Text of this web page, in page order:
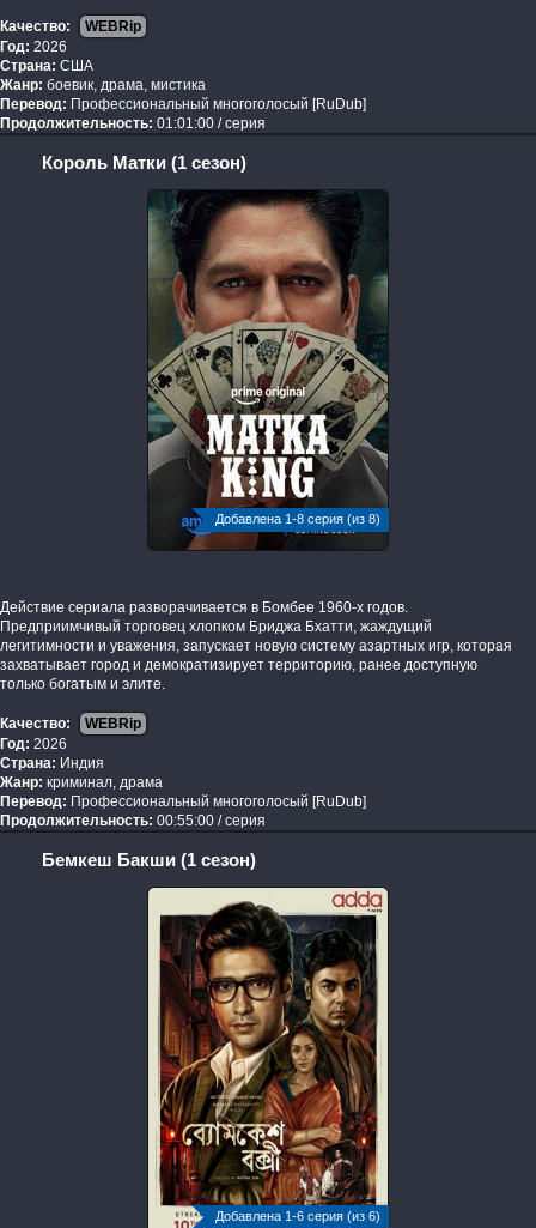
Качество:
WEBRip
Год: 2026
Страна: США
Жанр: боевик, драма, мистика
Перевод: Профессиональный многоголосый [RuDub]
Продолжительность: 01:01:00 / серия
Король Матки (1 сезон)
Добавлена 1-8 серия (из 8)
Действие сериала разворачивается в Бомбее 1960-х годов.
Предприимчивый торговец хлопком Бриджа Бхатти, жаждущий
легитимности и уважения, запускает новую систему азартных игр, которая
захватывает город и демократизирует территорию, ранее доступную
только богатым и элите.
Качество:
WEBRip
Год: 2026
Страна: Индия
Жанр: криминал, драма
Перевод: Профессиональный многоголосый [RuDub]
Продолжительность: 00:55:00 / серия
Бемкеш Бакши (1 сезон)
Добавлена 1-6 серия (из 6)